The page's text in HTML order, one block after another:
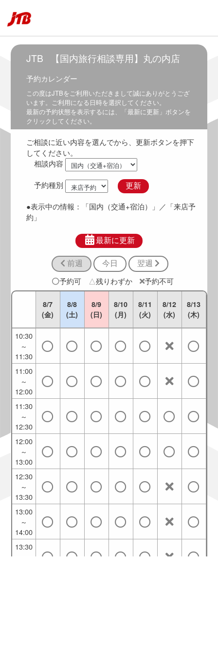
JTB 【国内旅行相談専用】丸の内店
予約カレンダー
この度はJTBをご利用いただきまして誠にありがとうござ
います。ご利用になる日時を選択してください。
最新の予約状態を表示するには、「最新に更新」ボタンを
クリックしてください。
ご相談に近い内容を選んでから、更新ボタンを押下
してください。
相談内容
予約種別 更新
●表示中の情報： 「国内（交通+宿泊）」 ／「来店予
約」
最新に更新
前週 今日 翌週
予約可 △残りわずか 予約不可
8/7
(金)
8/8
(土)
8/9
(日)
8/10
(月)
8/11
(火)
8/12
(水)
8/13
(木)
6:00
7:00
6:30
～
7:30
7:00
～
8:00
7:30
8:30
8:00
～
9:30
10:30
～
11:30
11:00
～
12:00
11:30
～
12:30
12:00
～
13:00
12:30
～
13:30
13:00
～
14:00
13:30